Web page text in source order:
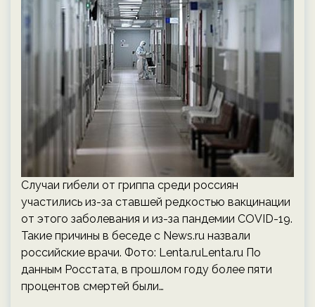
Случаи гибели от гриппа среди россиян
участились из-за ставшей редкостью вакцинации
от этого заболевания и из-за пандемии COVID-19.
Такие причины в беседе с News.ru назвали
российские врачи. Фото: Lenta.ruLenta.ru По
данным Росстата, в прошлом году более пяти
процентов смертей были…